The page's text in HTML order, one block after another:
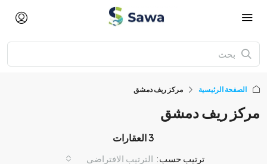
الصفحة الرئيسية مركز ريف دمشق
مركز ريف دمشق
3 العقارات
ترتيب حسب: الترتيب الافتراضي